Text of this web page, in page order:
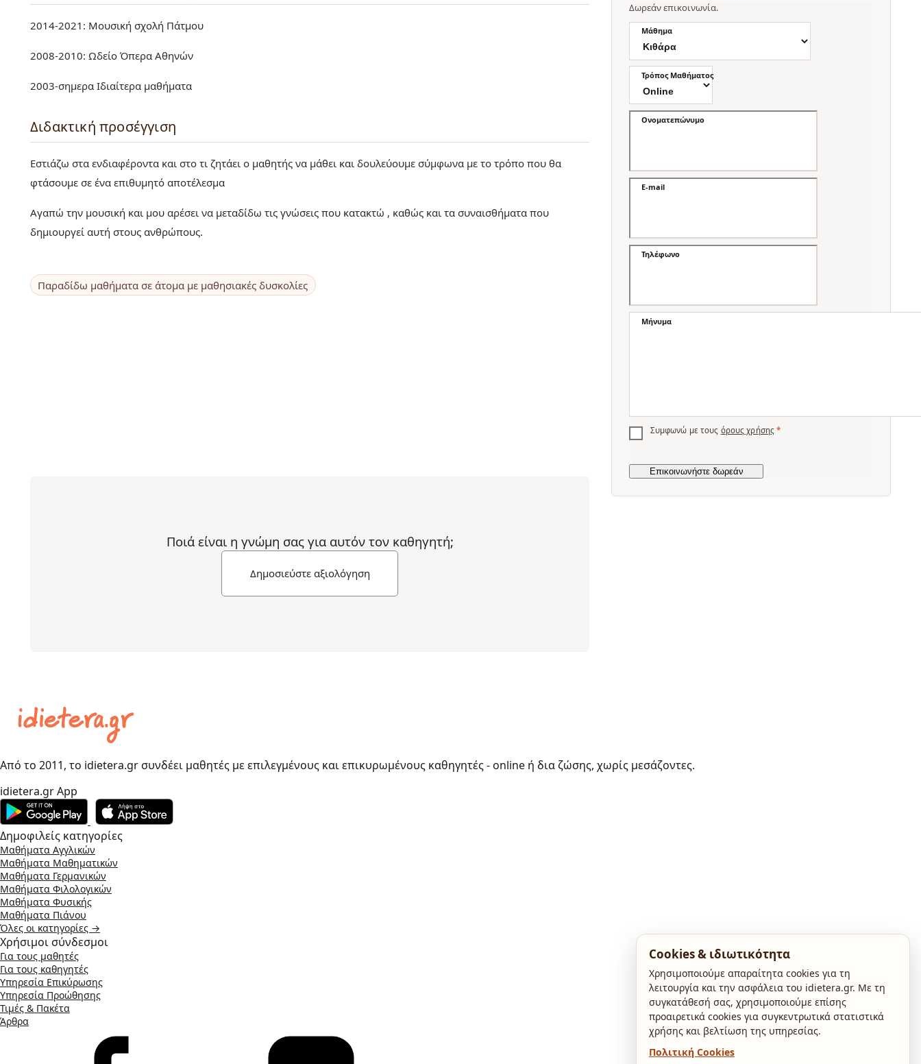
2014-2021: Μουσική σχολή Πάτμου
2008-2010: Ωδείο Όπερα Αθηνών
2003-σημερα Ιδιαίτερα μαθήματα
Διδακτική προσέγγιση
Εστιάζω στα ενδιαφέροντα και στο τι ζητάει ο μαθητής να μάθει και δουλεύουμε σύμφωνα με το τρόπο που θα
φτάσουμε σε ένα επιθυμητό αποτέλεσμα
Αγαπώ την μουσική και μου αρέσει να μεταδίδω τις γνώσεις που κατακτώ , καθώς και τα συναισθήματα που
δημιουργεί αυτή στους ανθρώπους.
Παραδίδω μαθήματα σε άτομα με μαθησιακές δυσκολίες
Ποιά είναι η γνώμη σας για αυτόν τον καθηγητή;
Δημοσιεύστε αξιολόγηση
Δωρεάν επικοινωνία.
Μάθημα
Τρόπος Μαθήματος
Ονοματεπώνυμο
E-mail
Τηλέφωνο
Μήνυμα
Συμφωνώ με τους όρους χρήσης *
Από το 2011, το idietera.gr συνδέει μαθητές με επιλεγμένους και επικυρωμένους καθηγητές - online ή δια ζώσης, χωρίς μεσάζοντες.
idietera.gr App
Δημοφιλείς κατηγορίες
Μαθήματα Αγγλικών
Μαθήματα Μαθηματικών
Μαθήματα Γερμανικών
Μαθήματα Φιλολογικών
Μαθήματα Φυσικής
Μαθήματα Πιάνου
Όλες οι κατηγορίες →
Χρήσιμοι σύνδεσμοι
Για τους μαθητές
Για τους καθηγητές
Υπηρεσία Επικύρωσης
Υπηρεσία Προώθησης
Τιμές & Πακέτα
Άρθρα
Cookies & ιδιωτικότητα
Χρησιμοποιούμε απαραίτητα cookies για τη
λειτουργία και την ασφάλεια του idietera.gr. Με τη
συγκατάθεσή σας, χρησιμοποιούμε επίσης
προαιρετικά cookies για συγκεντρωτικά στατιστικά
χρήσης και βελτίωση της υπηρεσίας.
Πολιτική Cookies